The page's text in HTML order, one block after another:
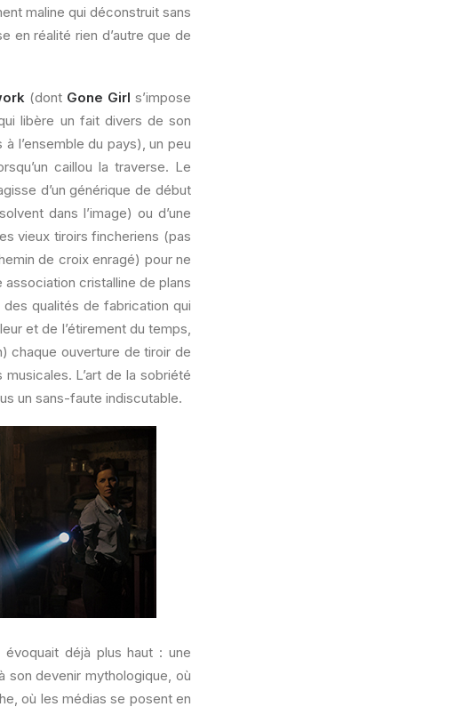
maline qui déconstruit sans
en réalité rien d’autre que de
(dont Gone Girl s’impose
libère un fait divers de son
l’ensemble du pays), un peu
caillou la traverse. Le
d’un générique de début
dans l’image) ou d’une
vieux tiroirs fincheriens (pas
de croix enragé) pour ne
cristalline de plans
qualités de fabrication qui
et de l’étirement du temps,
chaque ouverture de tiroir de
L’art de la sobriété
un sans-faute indiscutable.
déjà plus haut : une
son devenir mythologique, où
où les médias se posent en